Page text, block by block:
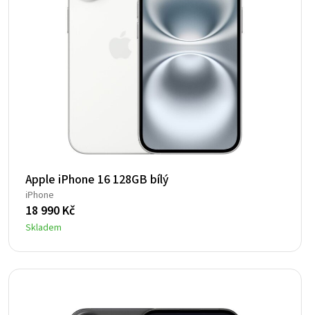
Apple iPhone 16 128GB bílý
iPhone
18 990 Kč
Skladem